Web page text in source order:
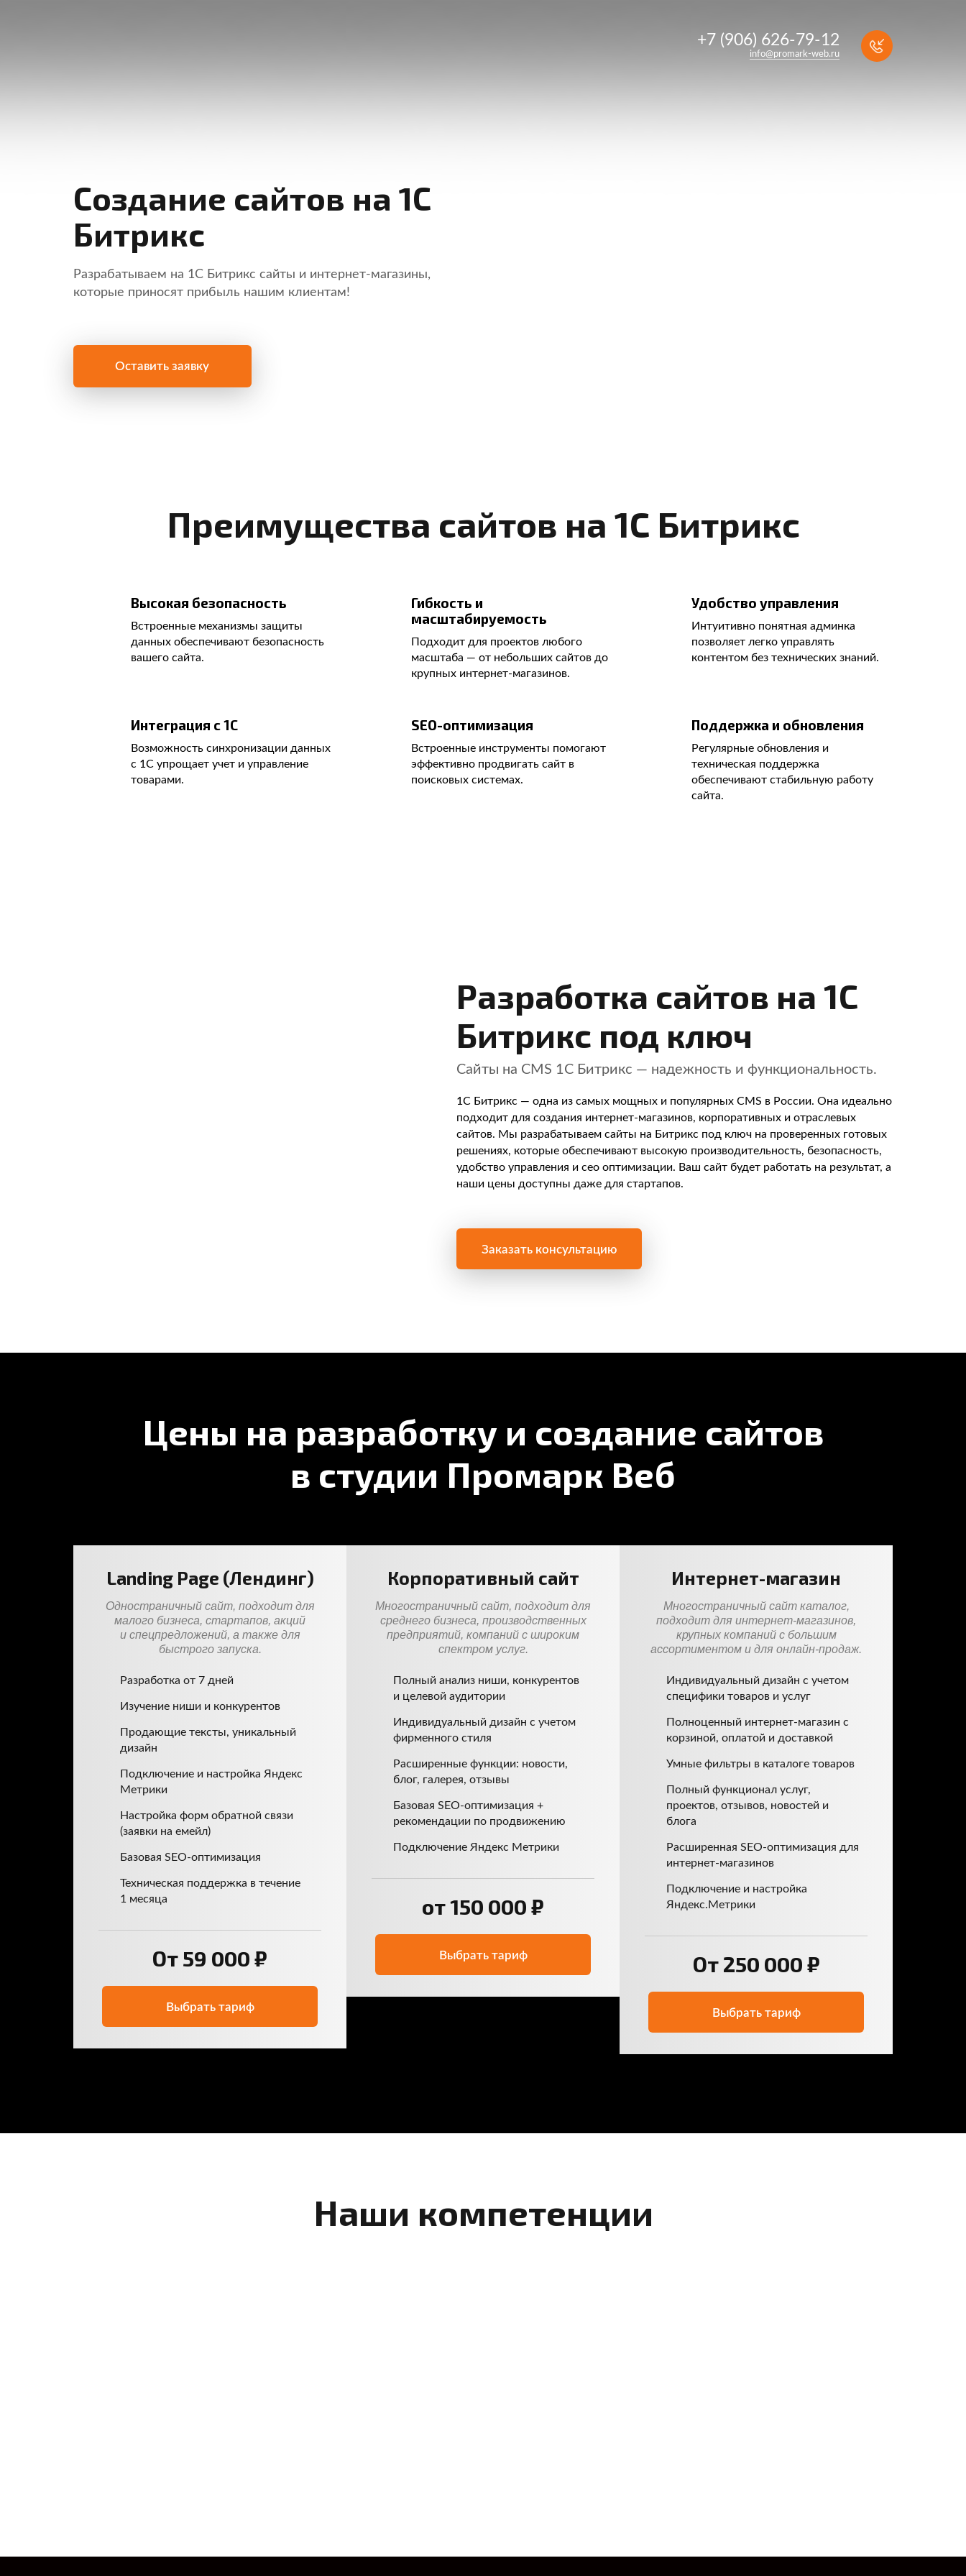
+7 (906) 626-79-12
info@promark-web.ru
Создание сайтов на 1С
Битрикс
Разрабатываем на 1C Битрикс сайты и интернет-магазины,
которые приносят прибыль нашим клиентам!
Оставить заявку
Преимущества сайтов на 1С Битрикс
Высокая безопасность
Встроенные механизмы защиты
данных обеспечивают безопасность
вашего сайта.
Гибкость и
масштабируемость
Подходит для проектов любого
масштаба — от небольших сайтов до
крупных интернет-магазинов.
Удобство управления
Интуитивно понятная админка
позволяет легко управлять
контентом без технических знаний.
Интеграция с 1С
Возможность синхронизации данных
с 1С упрощает учет и управление
товарами.
SEO-оптимизация
Встроенные инструменты помогают
эффективно продвигать сайт в
поисковых системах.
Поддержка и обновления
Регулярные обновления и
техническая поддержка
обеспечивают стабильную работу
сайта.
Разработка сайтов на 1С
Битрикс под ключ
Сайты на CMS 1С Битрикс — надежность и функциональность.
1С Битрикс — одна из самых мощных и популярных CMS в России. Она идеально
подходит для создания интернет-магазинов, корпоративных и отраслевых
сайтов. Мы разрабатываем сайты на Битрикс под ключ на проверенных готовых
решениях, которые обеспечивают высокую производительность, безопасность,
удобство управления и сео оптимизации. Ваш сайт будет работать на результат, а
наши цены доступны даже для стартапов.
Заказать консультацию
Цены на разработку и создание сайтов
в студии Промарк Веб
Landing Page (Лендинг)
Одностраничный сайт, подходит для
малого бизнеса, стартапов, акций
и спецпредложений, а также для
быстрого запуска.
Разработка от 7 дней
Изучение ниши и конкурентов
Продающие тексты, уникальный
дизайн
Подключение и настройка Яндекс
Метрики
Настройка форм обратной связи
(заявки на емейл)
Базовая SEO-оптимизация
Техническая поддержка в течение
1 месяца
От 59 000 ₽
Выбрать тариф
Корпоративный сайт
Многостраничный сайт, подходит для
среднего бизнеса, производственных
предприятий, компаний с широким
спектром услуг.
Полный анализ ниши, конкурентов
и целевой аудитории
Индивидуальный дизайн с учетом
фирменного стиля
Расширенные функции: новости,
блог, галерея, отзывы
Базовая SEO-оптимизация +
рекомендации по продвижению
Подключение Яндекс Метрики
от 150 000 ₽
Выбрать тариф
Интернет-магазин
Многостраничный сайт каталог,
подходит для интернет-магазинов,
крупных компаний с большим
ассортиментом и для онлайн-продаж.
Индивидуальный дизайн с учетом
специфики товаров и услуг
Полноценный интернет-магазин с
корзиной, оплатой и доставкой
Умные фильтры в каталоге товаров
Полный функционал услуг,
проектов, отзывов, новостей и
блога
Расширенная SEO-оптимизация для
интернет-магазинов
Подключение и настройка
Яндекс.Метрики
От 250 000 ₽
Выбрать тариф
Наши компетенции